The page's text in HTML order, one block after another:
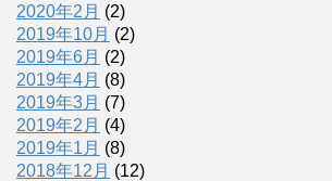
2020年2月 (2)
2019年10月 (2)
2019年6月 (2)
2019年4月 (8)
2019年3月 (7)
2019年2月 (4)
2019年1月 (8)
2018年12月 (12)